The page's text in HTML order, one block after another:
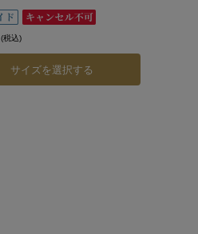
(税込)
サイズを選択する